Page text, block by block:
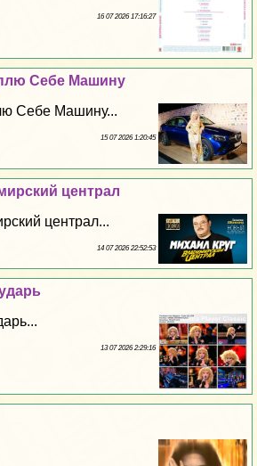
16 07 2026 17:16:27
Себе Машину
Себе Машину...
15 07 2026 1:20:45
централ
централ...
14 07 2026 22:52:53
13 07 2026 2:29:16